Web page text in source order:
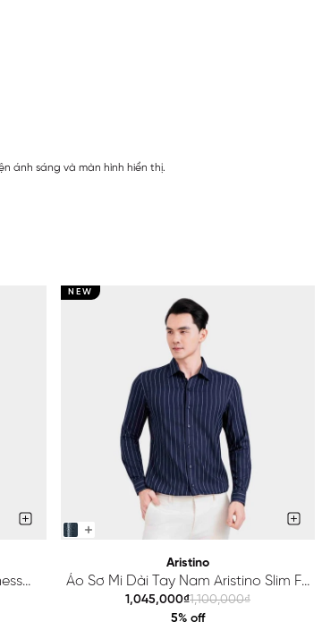
ánh sáng và màn hình hiển thị.
NEW
Aristino
Áo Sơ Mi Dài Tay Nam Aristino Slim Fit
ALS425S0H2
1,045,000₫1,100,000₫
5% off